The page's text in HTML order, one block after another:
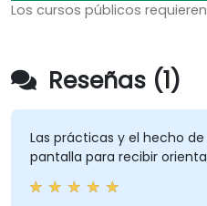
Los cursos públicos
Reseñas (1)
Las prácticas y el hecho
pantalla para recibir